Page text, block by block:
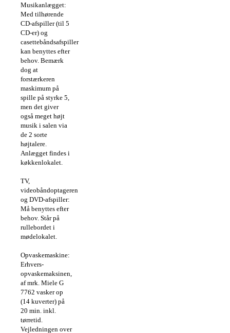
Musikanlægget:
Med tilhørende
CD-afspiller (til 5
CD-er) og
casettebåndsafspiller
kan benyttes efter
behov. Bemærk
dog at
forstærkeren
maskimum på
spille på styrke 5,
men det giver
også meget højt
musik i salen via
de 2 sorte
højtalere.
Anlægget findes i
køkkenlokalet.
TV,
videobåndoptageren
og DVD-afspiller:
Må benyttes efter
behov. Står på
rullebordet i
mødelokalet.
Opvaskemaskine:
Erhvers-
opvaskemaksinen,
af mrk. Miele G
7762 vasker op
(14 kuverter) på
20 min. inkl.
tørretid.
Vejledningen over